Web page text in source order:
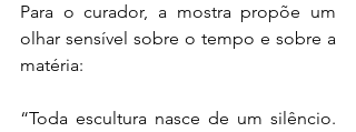
Para o curador, a mostra propõe um
olhar sensível sobre o tempo e sobre a
matéria:
“Toda escultura nasce de um silêncio.